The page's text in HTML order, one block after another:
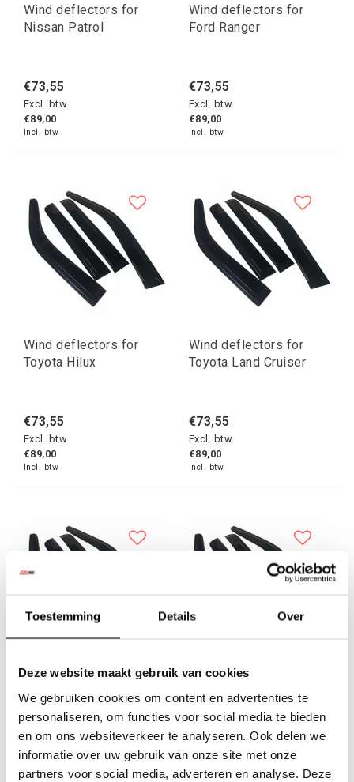
Toestemming Details Over
Deze website maakt gebruik van cookies
We gebruiken cookies om content en advertenties te
personaliseren, om functies voor social media te bieden
en om ons websiteverkeer te analyseren. Ook delen we
informatie over uw gebruik van onze site met onze
partners voor social media, adverteren en analyse. Deze
Wind deflectors for
Nissan Patrol
€73,55
Excl. btw
€89,00
Incl. btw
Wind deflectors for
Ford Ranger
€73,55
Excl. btw
€89,00
Incl. btw
Wind deflectors for
Toyota Hilux
€73,55
Excl. btw
€89,00
Incl. btw
Wind deflectors for
Toyota Land Cruiser
€73,55
Excl. btw
€89,00
Incl. btw
Wind deflectors for
Volkswagen Amarok
€73,55
Excl. btw
Wind deflectors for
Nissan Navara
€73,55
Excl. btw